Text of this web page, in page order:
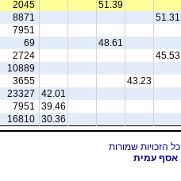
51.39
2045
51.31
8871
7951
48.61
69
45.53
2724
10889
43.23
3655
42.01
23327
39.46
7951
30.36
16810
אסף עמית